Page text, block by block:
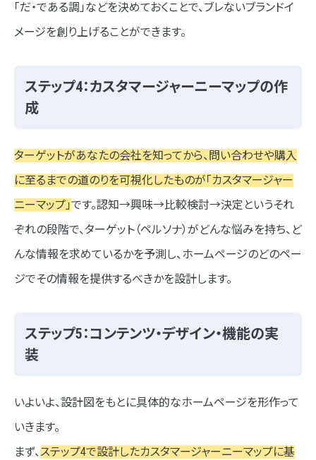
「だ・である調」などを決めておくことで、ブレないブランドイ
メージを創り上げることができます。
ステップ4：カスタマージャーニーマップの作
成
ターゲットがあなたの会社を知ってから、問い合わせや購入
に至るまでの道のりを可視化したものが「カスタマージャー
ニーマップ」です。認知→興味→比較検討→決定というそれ
ぞれの段階で、ターゲット（ペルソナ）がどんな悩みを持ち、ど
んな情報を求めているかを予測し、ホームページのどのペー
ジでその情報を提供するべきかを設計します。
ステップ5：コンテンツ・デザイン・機能の実
装
いよいよ、設計図をもとに具体的なホームページを形作って
いきます。
まず、ステップ4で設計したカスタマージャーニーマップに基